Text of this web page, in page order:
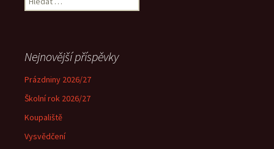
Nejnovější příspěvky
Prázdniny 2026/27
Školní rok 2026/27
Koupaliště
Vysvědčení